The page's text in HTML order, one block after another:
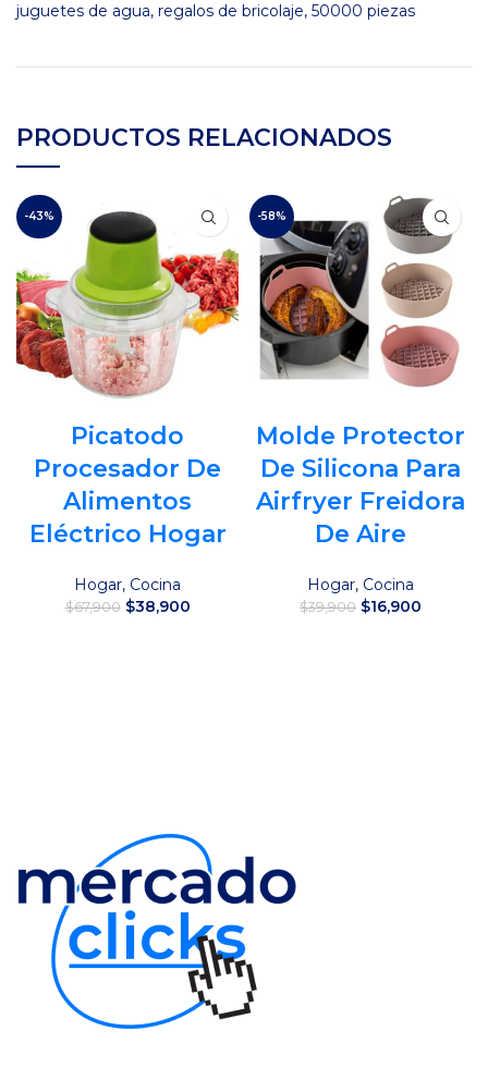
juguetes de agua, regalos de bricolaje, 50000 piezas
PRODUCTOS RELACIONADOS
-43%
Picatodo
Procesador De
Alimentos
Eléctrico Hogar
Hogar, Cocina
$67,900 El
$38,900El
-58%
Molde Protector
De Silicona Para
Airfryer Freidora
De Aire
Hogar, Cocina
$39,900 El
$16,900